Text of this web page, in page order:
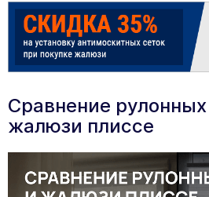
Сравнение
жалюзи плиссе